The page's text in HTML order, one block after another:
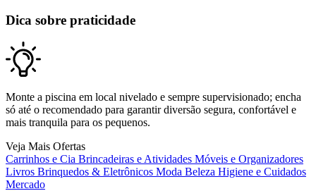
Dica sobre praticidade
Monte a piscina em local nivelado e sempre supervisionado; encha
só até o recomendado para garantir diversão segura, confortável e
mais tranquila para os pequenos.
Veja Mais Ofertas
Carrinhos e Cia Brincadeiras e Atividades Móveis e Organizadores
Livros Brinquedos & Eletrônicos Moda Beleza Higiene e Cuidados
Mercado